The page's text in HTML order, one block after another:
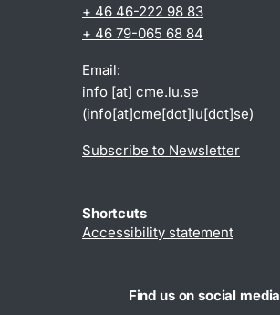
+ 46 46-222 98 83
+ 46 79-065 68 84
Email:
info [at] cme.lu.se
(info[at]cme[dot]lu[dot]se)
Subscribe to Newsletter
Shortcuts
Accessibility statement
Find us on social media